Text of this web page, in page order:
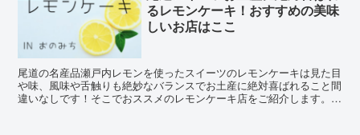
るレモンケーキ！おすすめの美味
しいお店はここ
尾道の名産品瀬戸内レモンを使ったスイーツのレモンケーキは見た目
や味、風味や舌触りも絶妙なバランスでお土産に絶対喜ばれること間
違いなしです！そこでおススメのレモンケーキ店をご紹介します。お